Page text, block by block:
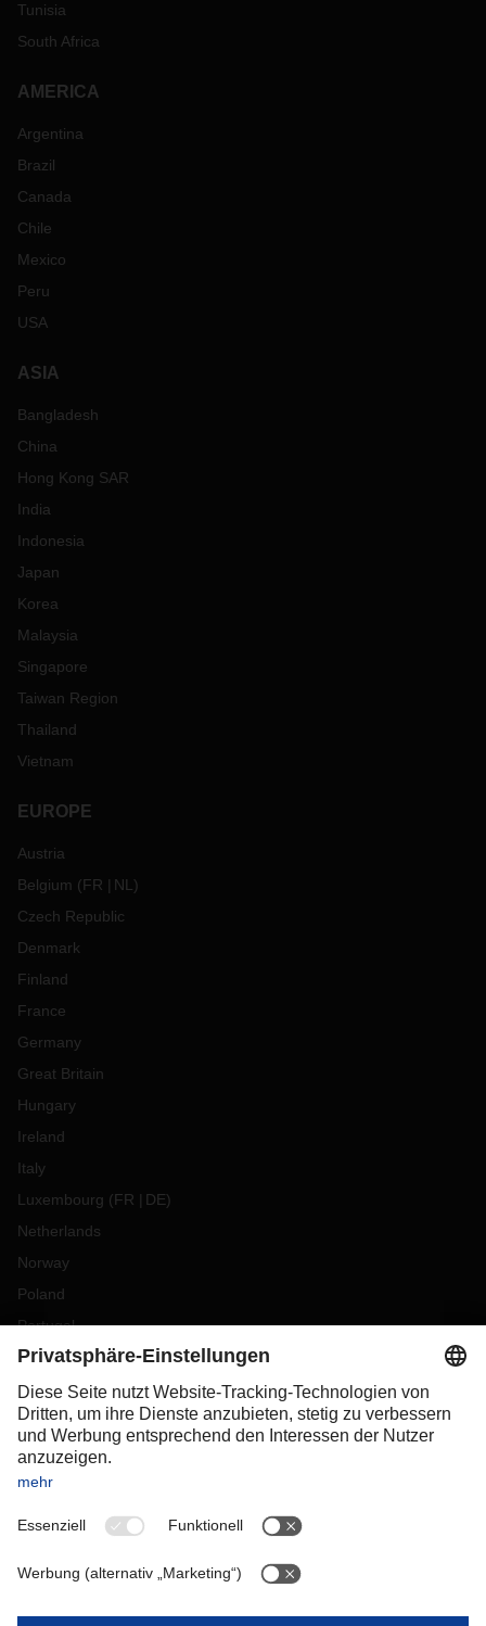
Tunisia
South Africa
AMERICA
Argentina
Brazil
Canada
Chile
Mexico
Peru
USA
ASIA
Bangladesh
China
Hong Kong SAR
India
Indonesia
Japan
Korea
Malaysia
Singapore
Taiwan Region
Thailand
Vietnam
EUROPE
Austria
Belgium (FR NL )
Czech Republic
Denmark
Finland
France
Germany
Great Britain
Hungary
Ireland
Italy
Luxembourg (FR DE)
Netherlands
Norway
Poland
Portugal
Romania
Slovakia
Spain
Sweden
Switzerland
OCEANIA